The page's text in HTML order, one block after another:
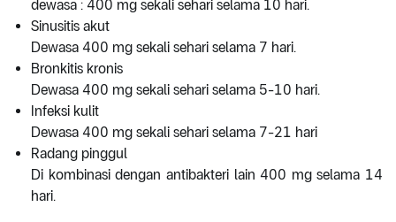
dewasa : 400 mg sekali sehari selama 10 hari.
Sinusitis akut
Dewasa 400 mg sekali sehari selama 7 hari.
Bronkitis kronis
Dewasa 400 mg sekali sehari selama 5-10 hari.
Infeksi kulit
Dewasa 400 mg sekali sehari selama 7-21 hari
Radang pinggul
Di kombinasi dengan antibakteri lain 400 mg selama 14
hari.